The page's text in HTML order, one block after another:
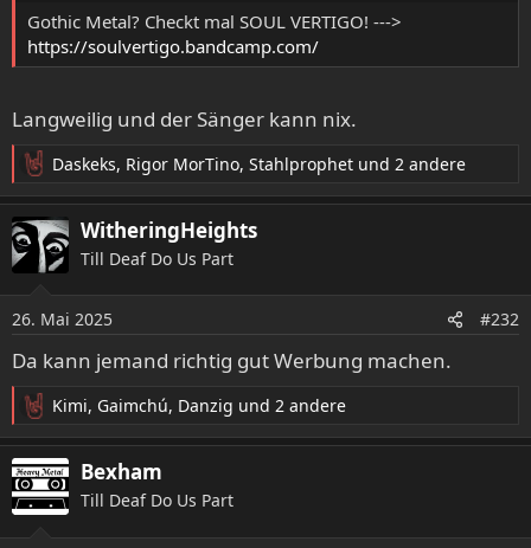
Gothic Metal? Checkt mal SOUL VERTIGO! --->
https://soulvertigo.bandcamp.com/
Langweilig und der Sänger kann nix.
R
e
a
k
t
n
e
n
Daskeks, Rigor MorTino, Stahlprophet und 2 andere
WitheringHeights
Till Deaf Do Us Part
26. Mai 2025 #232
Da kann jemand richtig gut Werbung machen.
R
e
a
k
t
Kimi, Gaimchú, Danzig und 2 andere
Bexham
Till Deaf Do Us Part